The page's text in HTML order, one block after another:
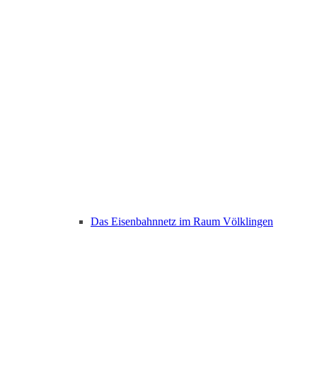
Das Eisenbahnnetz im Raum Völklingen